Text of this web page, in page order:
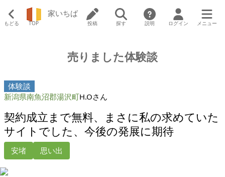
もどる TOP
家いちば
投稿 探す 説明 ログイン メニュー
売りました体験談
体験談
新潟県南魚沼郡湯沢町H.Oさん
契約成立まで無料、まさに私の求めていた
サイトでした、今後の発展に期待
安堵 思い出